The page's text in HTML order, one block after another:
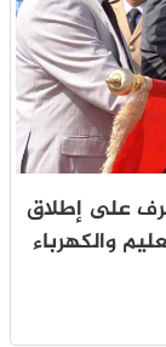
على إطلاق
والكهرباء